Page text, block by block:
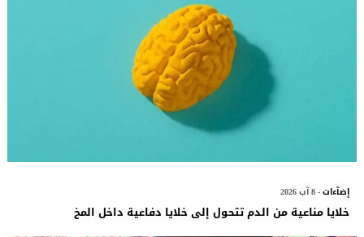
إضآءات- 8 آب 2026
خلايا مناعية من الدم تتحول إلى خلايا دفاعية داخل المخ